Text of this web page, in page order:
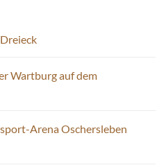
Wartburg auf dem
Arena Oschersleben